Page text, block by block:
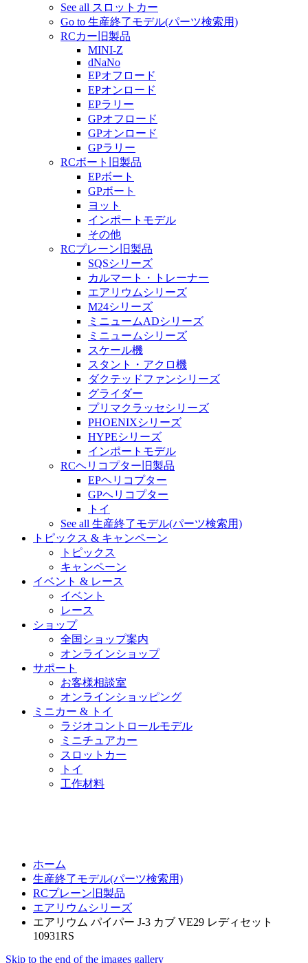
See all スロットカー
Go to 生産終了モデル(パーツ検索用)
RCカー旧製品
MINI-Z
dNaNo
EPオフロード
EPオンロード
EPラリー
GPオフロード
GPオンロード
GPラリー
RCボート旧製品
EPボート
GPボート
ヨット
インポートモデル
その他
RCプレーン旧製品
SQSシリーズ
カルマート・トレーナー
エアリウムシリーズ
M24シリーズ
ミニュームADシリーズ
ミニュームシリーズ
スケール機
スタント・アクロ機
ダクテッドファンシリーズ
グライダー
プリマクラッセシリーズ
PHOENIXシリーズ
HYPEシリーズ
インポートモデル
RCヘリコプター旧製品
EPヘリコプター
GPヘリコプター
トイ
See all 生産終了モデル(パーツ検索用)
トピックス & キャンペーン
トピックス
キャンペーン
イベント & レース
イベント
レース
ショップ
全国ショップ案内
オンラインショップ
サポート
お客様相談室
オンラインショッピング
ミニカー & トイ
ラジオコントロールモデル
ミニチュアカー
スロットカー
トイ
工作材料
ホーム
生産終了モデル(パーツ検索用)
RCプレーン旧製品
エアリウムシリーズ
エアリウム パイパー J-3 カブ VE29 レディセット
10931RS
Skip to the end of the images gallery